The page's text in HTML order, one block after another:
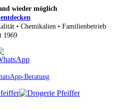
wieder möglich
• Chemikalien • Familienbetrieb
1969
Beratung